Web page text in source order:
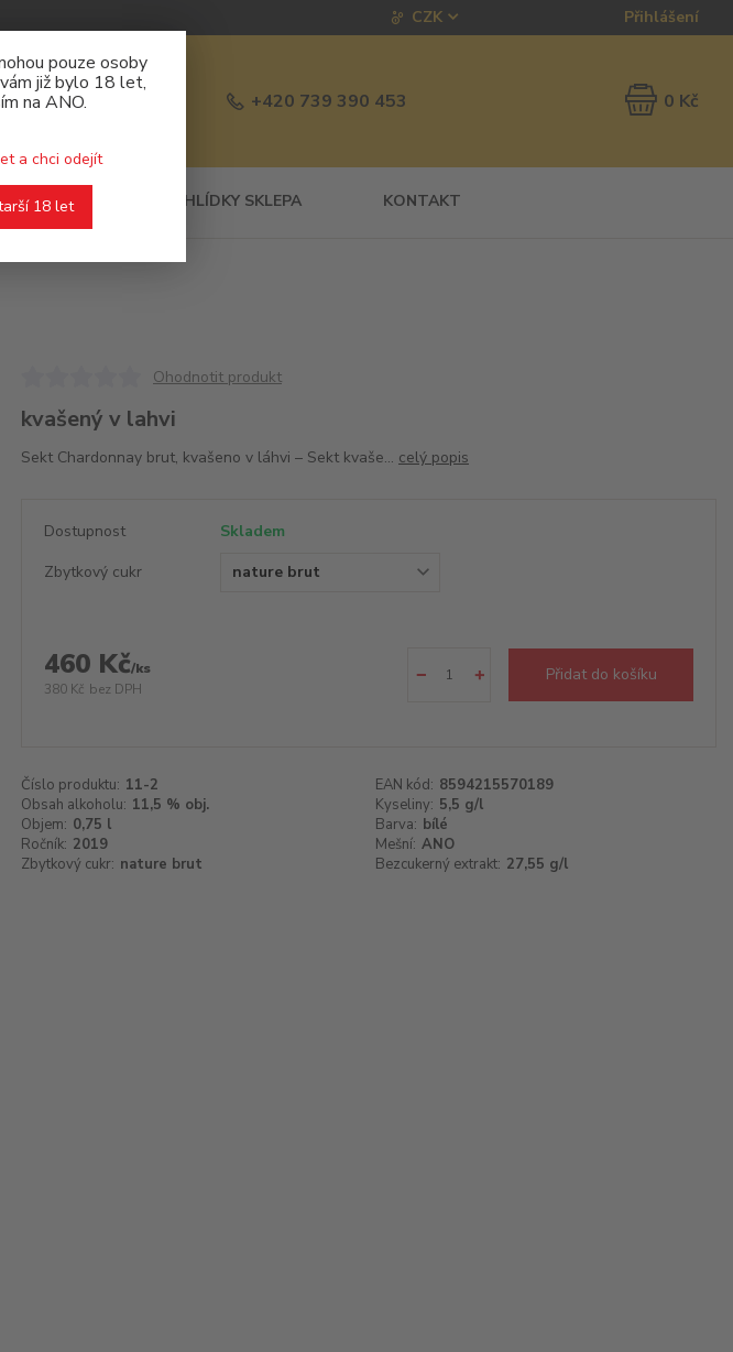
pouze osoby
již bylo 18 let,
na ANO.
a chci odejít
18 let
CZK Přihlášení
+420 739 390 453 0 Kč
PROHLÍDKY SKLEPA KONTAKT
Ohodnotit produkt
kvašený v lahvi
Sekt Chardonnay brut, kvašeno v láhvi – Sekt kvaše... celý popis
Dostupnost
Skladem
Zbytkový cukr
460 Kč/ks
380 Kč bez DPH
Přidat do košíku
Číslo produktu: 11-2 EAN kód: 8594215570189
Obsah alkoholu: 11,5 % obj. Kyseliny: 5,5 g/l
Objem: 0,75 l Barva: bílé
Ročník: 2019 Mešní: ANO
Zbytkový cukr: nature brut Bezcukerný extrakt: 27,55 g/l